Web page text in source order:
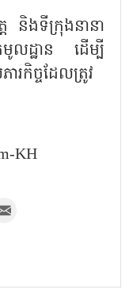
ត និងទីក្រុងនានា
ាក់មូលដ្ឋាន ដើម្បី
រកិច្ចដែលត្រូវ
KH